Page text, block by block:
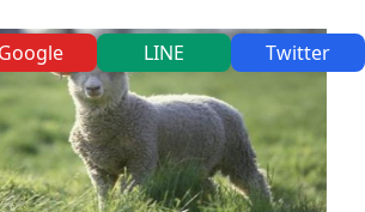
Google LINE Twitter